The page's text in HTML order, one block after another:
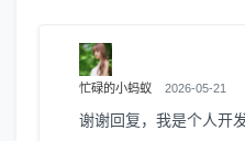
忙碌的小蚂蚁 2026-05-21
谢谢回复，我是个人开